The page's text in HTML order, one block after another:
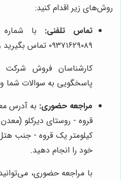
روش‌های زیر اقدام کنید:
تماس تلفنی:
۰۹۳۷۱۶۲۹۰۸۹ تماس بگیرید و سفارش خود را ثبت کنید.
کارشناسان فروش شرکت
پاسخگویی به سوالات
مراجعه حضوری:
قروه - روستای دیرکلو
کیلومتر یک قروه - جنب
خود را انجام دهید.
با مراجعه حضوری،